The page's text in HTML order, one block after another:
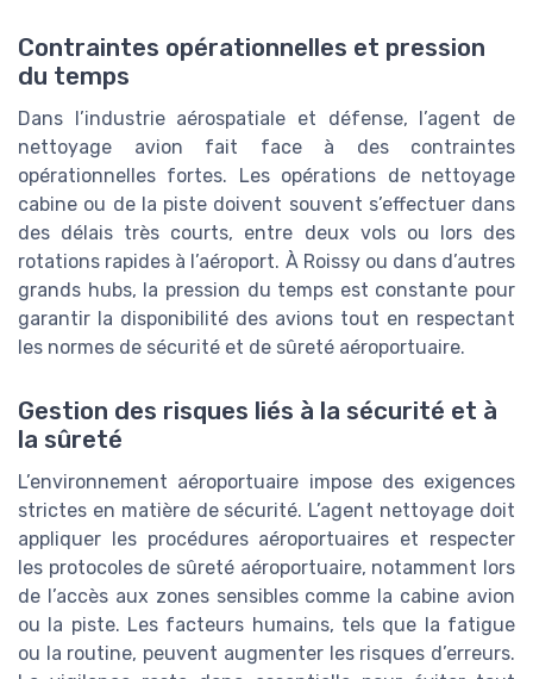
Contraintes opérationnelles et pression
du temps
Dans l’industrie aérospatiale et défense, l’agent de
nettoyage avion fait face à des contraintes
opérationnelles fortes. Les opérations de nettoyage
cabine ou de la piste doivent souvent s’effectuer dans
des délais très courts, entre deux vols ou lors des
rotations rapides à l’aéroport. À Roissy ou dans d’autres
grands hubs, la pression du temps est constante pour
garantir la disponibilité des avions tout en respectant
les normes de sécurité et de sûreté aéroportuaire.
Gestion des risques liés à la sécurité et à
la sûreté
L’environnement aéroportuaire impose des exigences
strictes en matière de sécurité. L’agent nettoyage doit
appliquer les procédures aéroportuaires et respecter
les protocoles de sûreté aéroportuaire, notamment lors
de l’accès aux zones sensibles comme la cabine avion
ou la piste. Les facteurs humains, tels que la fatigue
ou la routine, peuvent augmenter les risques d’erreurs.